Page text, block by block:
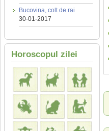
Bucovina, colt de rai
30-01-2017
Horoscopul zilei